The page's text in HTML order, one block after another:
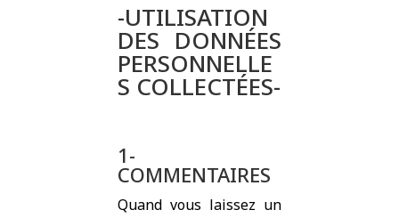
-UTILISATION
DES DONNÉES
PERSONNELLE
S COLLECTÉES-
1-
COMMENTAIRES
Quand vous laissez un